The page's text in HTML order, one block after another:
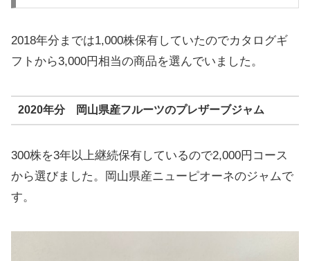
2018年分までは1,000株保有していたのでカタログギ
フトから3,000円相当の商品を選んでいました。
2020年分 岡山県産フルーツのプレザーブジャム
300株を3年以上継続保有しているので2,000円コース
から選びました。岡山県産ニューピオーネのジャムで
す。